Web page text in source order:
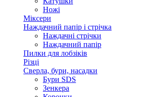
Ножі
Міксери
Наждачний папір і стрічка
Наждачні стрічки
Наждачний папір
Пилки для лобзіків
Різці
Сверла, бури, насадки
Бури SDS
Зенкера